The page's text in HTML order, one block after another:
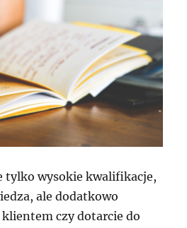
tylko wysokie kwalifikacje,
ale dodatkowo
czy dotarcie do